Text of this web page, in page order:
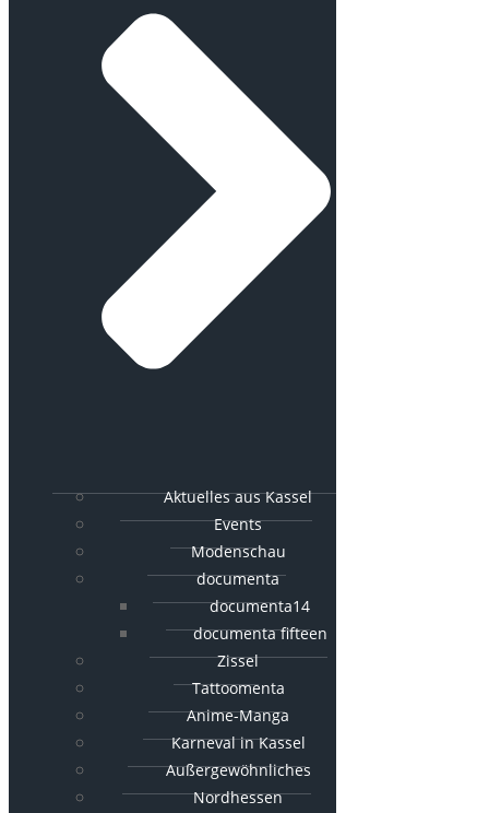
Aktuelles aus Kassel
Events
Modenschau
documenta
documenta14
documenta fifteen
Zissel
Tattoomenta
Anime-Manga
Karneval in Kassel
Außergewöhnliches
Nordhessen